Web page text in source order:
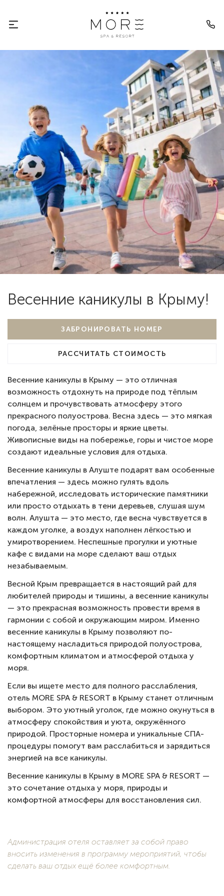
Весенние каникулы в Крыму!
ЗАБРОНИРОВАТЬ НОМЕР
РАССЧИТАТЬ СТОИМОСТЬ
Весенние каникулы в Крыму — это отличная
возможность отдохнуть на природе под тёплым
солнцем и прочувствовать атмосферу этого
прекрасного полуострова. Весна здесь — это мягкая
погода, зелёные просторы и яркие цветы.
Живописные виды на побережье, горы и чистое море
создают идеальные условия для отдыха.
Весенние каникулы в Алуште подарят вам особенные
впечатления — здесь можно гулять вдоль
набережной, исследовать исторические памятники
или просто отдыхать в тени деревьев, слушая шум
волн. Алушта — это место, где весна чувствуется в
каждом уголке, а воздух наполнен лёгкостью и
умиротворением. Неспешные прогулки и уютные
кафе с видами на море сделают ваш отдых
незабываемым.
Весной Крым превращается в настоящий рай для
любителей природы и тишины, а весенние каникулы
— это прекрасная возможность провести время в
гармонии с собой и окружающим миром. Именно
весенние каникулы в Крыму позволяют по-
настоящему насладиться природой полуострова,
комфортным климатом и атмосферой отдыха у
моря.
Если вы ищете место для полного расслабления,
отель MORE SPA & RESORT в Крыму станет отличным
выбором. Это уютный уголок, где можно окунуться в
атмосферу спокойствия и уюта, окружённого
природой. Просторные номера и уникальные СПА-
процедуры помогут вам расслабиться и зарядиться
энергией на все каникулы.
Весенние каникулы в Крыму в MORE SPA & RESORT —
это сочетание отдыха у моря, природы и
комфортной атмосферы для восстановления сил.
Администрация отеля оставляет за собой право
вносить изменения в программу мероприятий, чтобы
сделать ваш отдых ещё более комфортным.